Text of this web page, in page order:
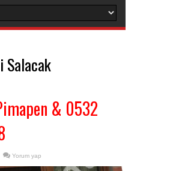
Salacak
& 0532
Yorum yap